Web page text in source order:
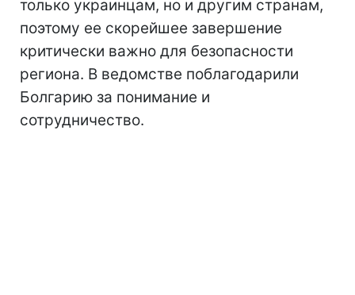
только украинцам, но и другим странам,
поэтому ее скорейшее завершение
критически важно для безопасности
региона. В ведомстве поблагодарили
Болгарию за понимание и
сотрудничество.